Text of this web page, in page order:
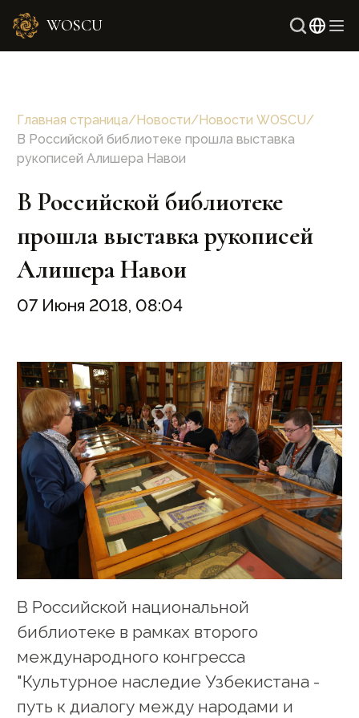
WOSCU
Главная страница/Новости/Новости WOSCU/
В Российской библиотеке прошла выставка
рукописей Алишера Навои
В Российской библиотеке
прошла выставка рукописей
Алишера Навои
07 Июня 2018, 08:04
В Российской национальной
библиотеке в рамках второго
международного конгресса
"Культурное наследие Узбекистана -
путь к диалогу между народами и